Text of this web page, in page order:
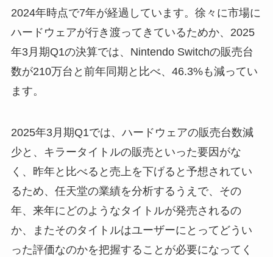
2024年時点で7年が経過しています。徐々に市場に
ハードウェアが行き渡ってきているためか、2025
年3月期Q1の決算では、Nintendo Switchの販売台
数が210万台と前年同期と比べ、46.3%も減ってい
ます。
2025年3月期Q1では、ハードウェアの販売台数減
少と、キラータイトルの販売といった要因がな
く、昨年と比べると売上を下げると予想されてい
るため、任天堂の業績を分析するうえで、その
年、来年にどのようなタイトルが発売されるの
か、またそのタイトルはユーザーにとってどうい
った評価なのかを把握することが必要になってく